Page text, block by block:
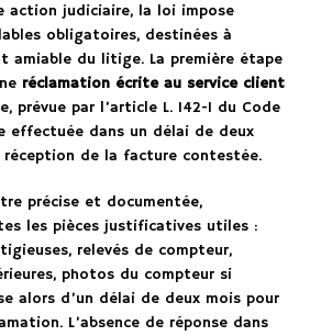
action judiciaire, la loi impose
obligatoires, destinées à
amiable du litige. La première étape
réclamation écrite au service client
prévue par l’article L. 142-1 du Code
effectuée dans un délai de deux
de la facture contestée.
précise et documentée,
les pièces justificatives utiles :
relevés de compteur,
photos du compteur si
alors d’un délai de deux mois pour
L’absence de réponse dans